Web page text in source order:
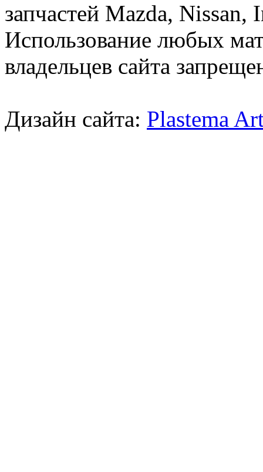
запчастей Mazda,
Использование любых
владельцев сайта
Дизайн сайта: Plastema